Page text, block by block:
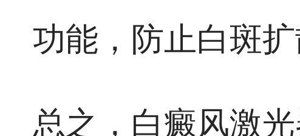
功能，防止白斑扩
总之，白癜风激